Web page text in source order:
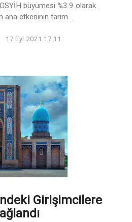
büyümesi %3.9 olarak
etkeninin tarım ...
17 Eyl 2021 17:11
Girişimcilere